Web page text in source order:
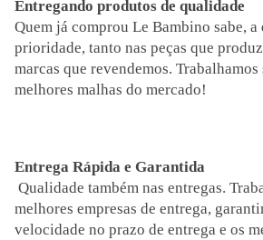
Entregando produtos de qualidade
Quem já comprou Le Bambino sabe, a
prioridade, tanto nas peças que
marcas que revendemos. Trabalhamos
melhores malhas do mercado!
Entrega Rápida e Garantida
Qualidade também nas entregas.
melhores empresas de entrega,
velocidade no prazo de entrega e os